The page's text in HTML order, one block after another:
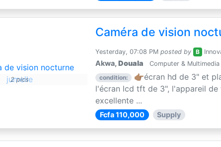
2 pics
Caméra de vision
Yesterday, 07:08 PM posted by B
Akwa,Douala
Computer &
condition: 👉🏽écran hd de 3" et
l'écran lcd tft de 3", l'appareil
excellente ...
Fcfa 110,000 Supply